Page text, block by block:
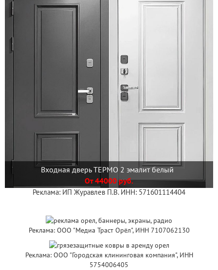
Входная дверь ТЕРМО 2 эмалит белый
От 44000 руб.
Реклама: ИП Журавлев П.В. ИНН: 571601114404
Реклама: ООО "Медиа Траст Орёл", ИНН 7107062130
Реклама: ООО "Городская клининговая компания", ИНН
5754006405